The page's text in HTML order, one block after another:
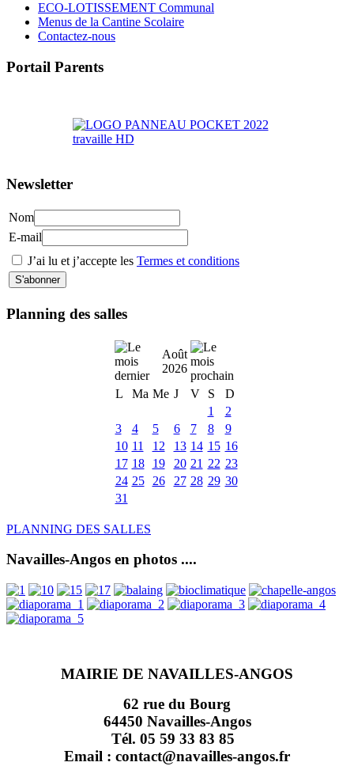
ECO-LOTISSEMENT Communal
Menus de la Cantine Scolaire
Contactez-nous
Portail Parents
Newsletter
Nom
E-mail
J’ai lu et j’accepte les Termes et conditions
Planning des salles
Août
2026
L
Ma Me J V S
D
1
2
3
4 5 6 7 8
9
10 11 12 13 14 15 16
17 18 19 20 21 22 23
24 25 26 27 28 29 30
31
PLANNING DES SALLES
Navailles-Angos en photos ....
MAIRIE DE NAVAILLES-ANGOS
62 rue du Bourg
64450 Navailles-Angos
Tél. 05 59 33 83 85
Email : contact@navailles-angos.fr